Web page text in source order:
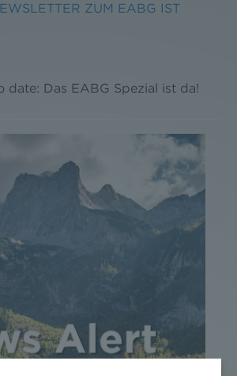
ZUM EABG IST
date: Das EABG Spezial ist da!